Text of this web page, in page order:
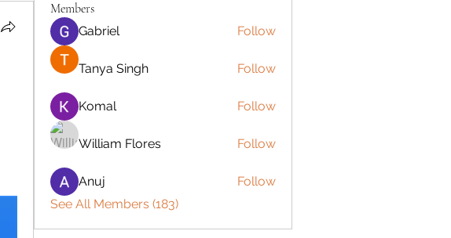
Members
Gabriel Follow
Tanya Singh Follow
Komal Follow
William Flores Follow
Anuj
Follow
See All Members (183)